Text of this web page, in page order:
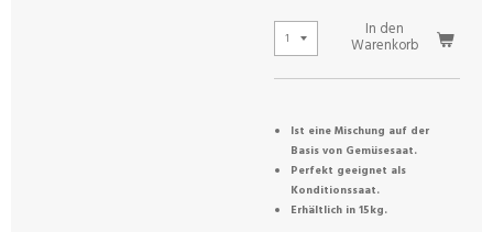
In den
Warenkorb
Ist eine Mischung auf der
Basis von Gemüsesaat.
Perfekt geeignet als
Konditionssaat.
Erhältlich in 15kg.